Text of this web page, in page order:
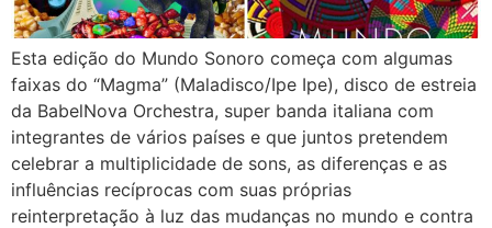
Esta edição do Mundo Sonoro começa com algumas
faixas do “Magma” (Maladisco/Ipe Ipe), disco de estreia
da BabelNova Orchestra, super banda italiana com
integrantes de vários países e que juntos pretendem
celebrar a multiplicidade de sons, as diferenças e as
influências recíprocas com suas próprias
reinterpretação à luz das mudanças no mundo e contra